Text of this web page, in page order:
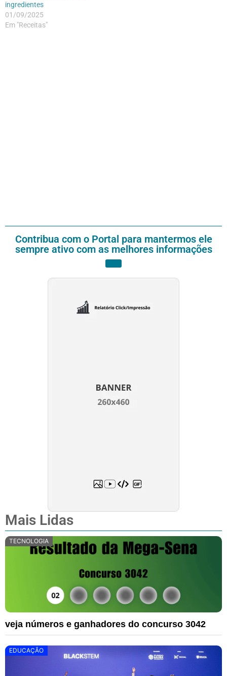
ingredientes
01/09/2025
Em "Receitas"
Contribua com o Portal para mantermos ele
sempre ativo com as melhores informações
Mais Lidas
TECNOLOGIA
veja números e ganhadores do concurso 3042
EDUCAÇÃO